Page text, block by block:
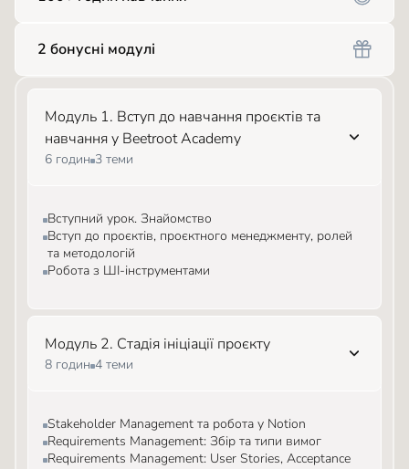
2 бонусні модулі
Модуль 1. Вступ до навчання проєктів та
навчання у Beetroot Academy
6 годин 3 теми
Вступний урок. Знайомство
Вступ до проєктів, проєктного менеджменту, ролей
та методологій
Робота з ШІ-інструментами
Модуль 2. Стадія ініціації проєкту
8 годин 4 теми
Stakeholder Management та робота у Notion
Requirements Management: Збір та типи вимог
Requirements Management: User Stories, Acceptance